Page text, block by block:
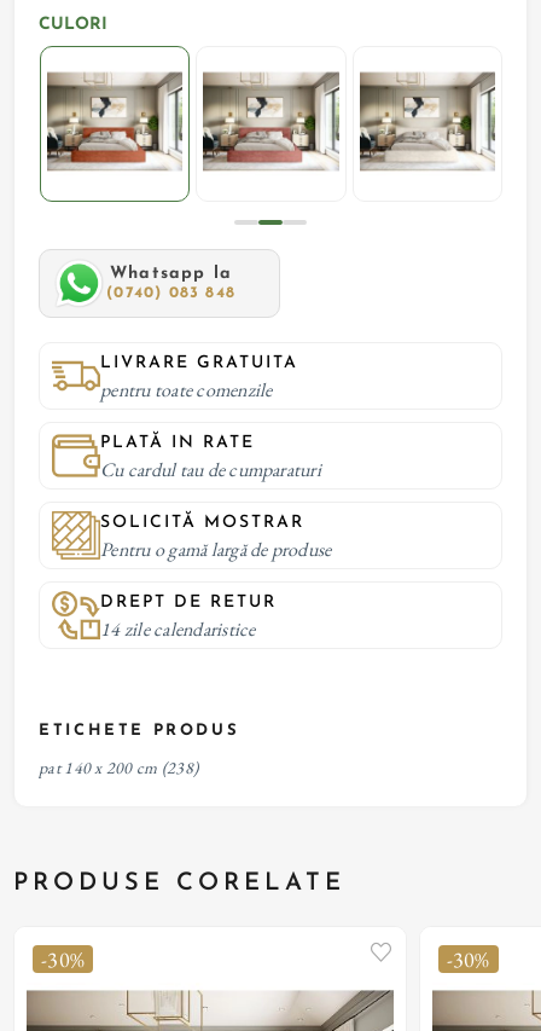
CULORI
Whatsapp la
(0740) 083 848
LIVRARE GRATUITA
pentru toate comenzile
PLATĂ IN RATE
Cu cardul tau de cumparaturi
SOLICITĂ MOSTRAR
Pentru o gamă largă de produse
DREPT DE RETUR
14 zile calendaristice
ETICHETE PRODUS
pat 140 x 200 cm (238)
PRODUSE CORELATE
-30% -30%